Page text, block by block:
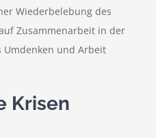
Wiederbelebung des
Zusammenarbeit in der
Umdenken und Arbeit
Krisen